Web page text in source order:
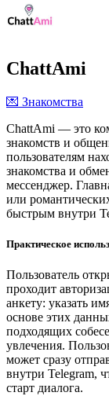
ChattAmi
💌 Знакомства
ChattAmi — это
знакомств и
пользователям
знакомства и
мессенджер.
или
быстрым внутри
Практическое
Пользователь
проходит
анкету: указать
основе этих
подходящих
увлечения.
может сразу
внутри Telegram,
старт диалога.